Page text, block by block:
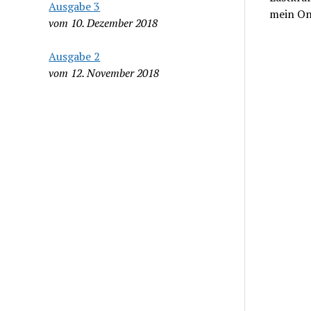
Ausgabe 3
vom 10. Dezember 2018
Ausgabe 2
vom 12. November 2018
mein